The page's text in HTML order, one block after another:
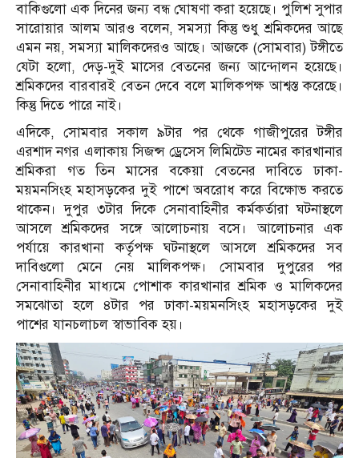
বাকিগুলো এক দিনের জন্য বন্ধ ঘোষণা করা হয়েছে। পুলিশ সুপার
সারোয়ার আলম আরও বলেন, সমস্যা কিন্তু শুধু শ্রমিকদের আছে
এমন নয়, সমস্যা মালিকদেরও আছে। আজকে (সোমবার) টঙ্গীতে
যেটা হলো, দেড়-দুই মাসের বেতনের জন্য আন্দোলন হয়েছে।
শ্রমিকদের বারবারই বেতন দেবে বলে মালিকপক্ষ আশ্বস্ত করেছে।
কিন্তু দিতে পারে নাই।
এদিকে, সোমবার সকাল ৯টার পর থেকে গাজীপুরের টঙ্গীর
এরশাদ নগর এলাকায় সিজন্স ড্রেসেস লিমিটেড নামের কারখানার
শ্রমিকরা গত তিন মাসের বকেয়া বেতনের দাবিতে ঢাকা-
ময়মনসিংহ মহাসড়কের দুই পাশে অবরোধ করে বিক্ষোভ করতে
থাকেন। দুপুর ৩টার দিকে সেনাবাহিনীর কর্মকর্তারা ঘটনাস্থলে
আসলে শ্রমিকদের সঙ্গে আলোচনায় বসে। আলোচনার এক
পর্যায়ে কারখানা কর্তৃপক্ষ ঘটনাস্থলে আসলে শ্রমিকদের সব
দাবিগুলো মেনে নেয় মালিকপক্ষ। সোমবার দুপুরের পর
সেনাবাহিনীর মাধ্যমে পোশাক কারখানার শ্রমিক ও মালিকদের
সমঝোতা হলে ৪টার পর ঢাকা-ময়মনসিংহ মহাসড়কের দুই
পাশের যানচলাচল স্বাভাবিক হয়।